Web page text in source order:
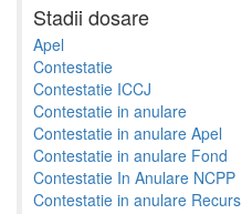
Stadii dosare
Apel
Contestatie
Contestatie ICCJ
Contestatie in anulare
Contestatie in anulare Apel
Contestatie in anulare Fond
Contestatie In Anulare NCPP
Contestatie in anulare Recurs